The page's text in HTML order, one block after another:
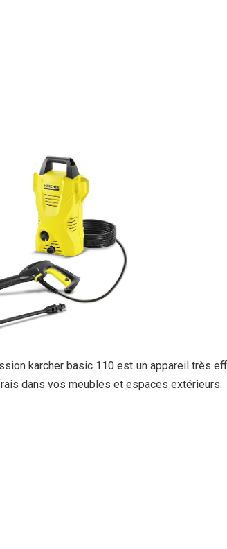
karcher basic 110 est un appareil très
dans vos meubles et espaces extérieurs.